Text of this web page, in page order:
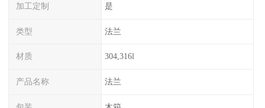
加工定制 是
类型 法兰
材质 304,316l
产品名称 法兰